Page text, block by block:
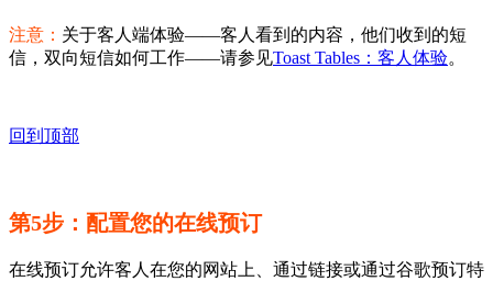
注意： 关于客人端体验——客人看到的内容，他们收到的短
信，双向短信如何工作——请参见Toast Tables：客人体验。
回到顶部
第5步：配置您的在线预订
在线预订允许客人在您的网站上、通过链接或通过谷歌预订特